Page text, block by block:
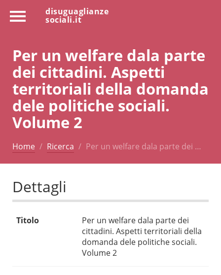
disuguaglianze
sociali.it
Per un welfare dala parte
dei cittadini. Aspetti
territoriali della domanda
dele politiche sociali.
Volume 2
Home Ricerca Per un welfare dala parte dei …
Dettagli
Titolo
Per un welfare dala parte dei
cittadini. Aspetti territoriali della
domanda dele politiche sociali.
Volume 2